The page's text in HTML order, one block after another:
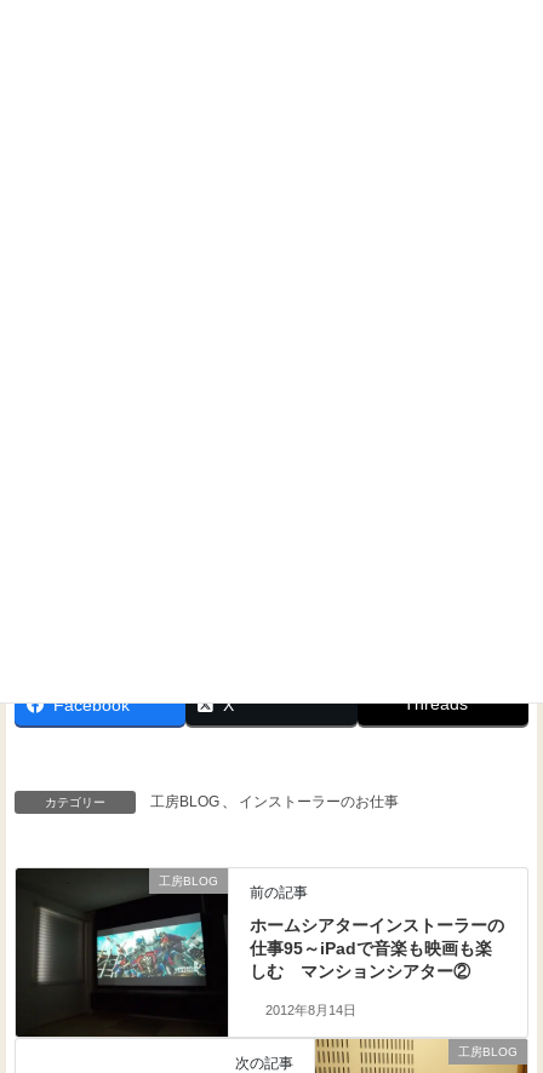
Facebook X Threads
カテゴリー 工房BLOG 、 インストーラーのお仕事
工房BLOG
前の記事
ホームシアターインストーラーの
仕事95～iPadで音楽も映画も楽
しむ マンションシアター②
2012年8月14日
工房BLOG
次の記事